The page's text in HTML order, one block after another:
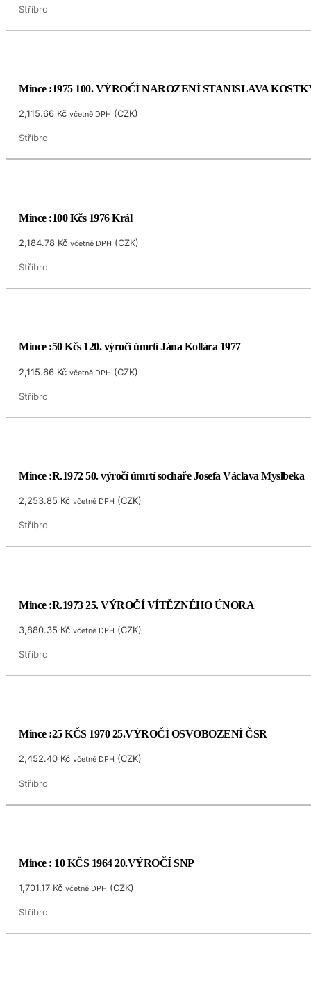
Stříbro
Mince :1975 100. VÝROČÍ NAROZENÍ STANISLAVA
2,115.66 Kč včetně DPH (CZK)
Stříbro
Mince :100 Kčs 1976 Král
2,184.78 Kč včetně DPH (CZK)
Stříbro
Mince :50 Kčs 120. výročí úmrtí Jána Kollára 1977
2,115.66 Kč včetně DPH (CZK)
Stříbro
Mince :R.1972 50. výročí úmrtí sochaře Josefa Václava Myslbeka
2,253.85 Kč včetně DPH (CZK)
Stříbro
Mince :R.1973 25. VÝROČÍ VÍTĚZNÉHO ÚNORA
3,880.35 Kč včetně DPH (CZK)
Stříbro
Mince :25 KČS 1970 25.VÝROČÍ OSVOBOZENÍ ČSR
2,452.40 Kč včetně DPH (CZK)
Stříbro
Mince : 10 KČS 1964 20.VÝROČÍ SNP
1,701.17 Kč včetně DPH (CZK)
Stříbro